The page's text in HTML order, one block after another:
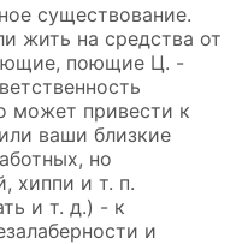
существование.
жить на средства от
поющие Ц. -
может привести к
ваши близкие
но
хиппи и т. п.
и т. д.) - к
и